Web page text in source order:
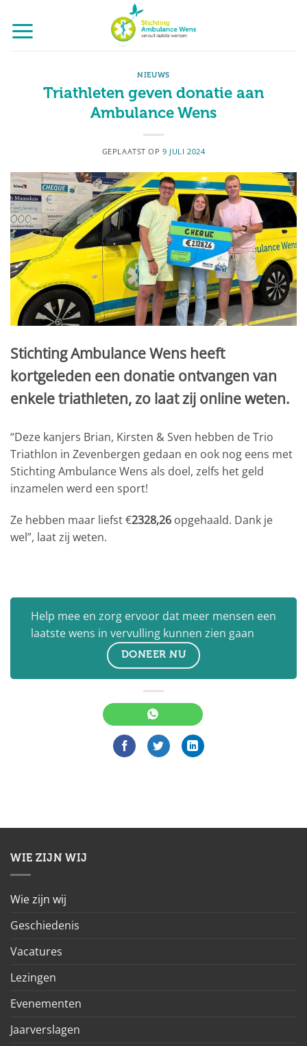
naar
inhoud
NIEUWS
Triathleten geven donatie aan
Ambulance Wens
GEPLAATST OP9 JULI 2024
Stichting Ambulance Wens heeft
kortgeleden een donatie ontvangen van
enkele triathleten, zo laat zij online weten.
“Deze kanjers Brian, Kirsten & Sven hebben de Trio
Triathlon in Zevenbergen gedaan en ook nog eens met
Stichting Ambulance Wens als doel, zelfs het geld
inzamelen werd een sport!
Ze hebben maar liefst €2328,26 opgehaald. Dank je
wel”, laat zij weten.
Help mee en zorg ervoor dat meer mensen een
laatste wens in vervulling kunnen zien gaan
DONEER NU
WIE ZIJN WIJ
Wie zijn wij
Geschiedenis
Vacatures
Lezingen
Evenementen
Jaarverslagen